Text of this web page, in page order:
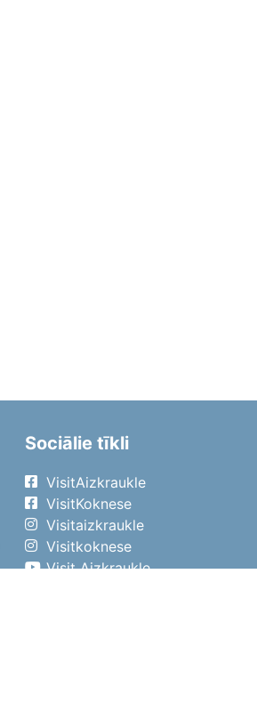
Sociālie tīkli
VisitAizkraukle
VisitKoknese
Visitaizkraukle
Visitkoknese
Visit Aizkraukle